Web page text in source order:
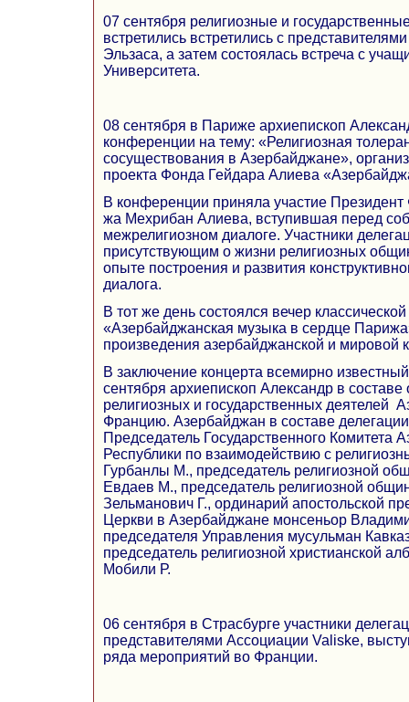
07 сентября религиозные и
встретились встретились с
Эльзаса, а затем состоялась встреча с
Университета.
08 сентября в Париже архиепископ
конференции на тему: «Религиозная
сосуществования в Азербайджане»,
проекта Фонда Гейдара Алиева
В конференции приняла участие
жа Мехрибан Алиева, вступившая перед
межрелигиозном диалоге. Участники
присутствующим о жизни религиозных
опыте построения и развития
диалога.
В тот же день состоялся вечер
«Азербайджанская музыка в сердце
произведения азербайджанской и мировой
В заключение концерта всемирно
сентября архиепископ Александр в
религиозных и государственных деятелей
Францию. Азербайджан в составе
Председатель Государственного Комитета
Республики по взаимодействию с
Гурбанлы М., председатель религиозной
Евдаев М., председатель религиозной
Зельманович Г., ординарий апостольской
Церкви в Азербайджане монсеньор
председателя Управления мусульман
председатель религиозной христианской
Мобили Р.
06 сентября в Страсбурге участники
представителями Ассоциации Valiske,
ряда мероприятий во Франции.